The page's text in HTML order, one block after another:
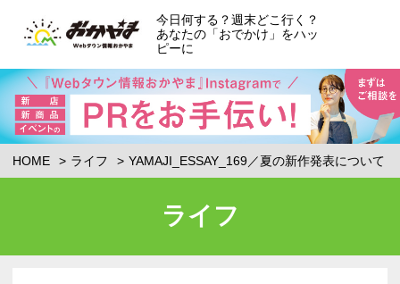
今日何する？週末どこ行く？
あなたの「おでかけ」をハッ
ピーに
HOME ライフ YAMAJI_ESSAY_169／夏の新作発表について
ライフ